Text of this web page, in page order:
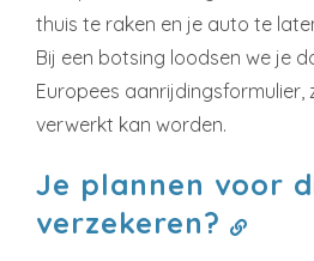
thuis te raken en je auto te
Bij een botsing loodsen we je
Europees
verwerkt kan worden.
Je plannen voor
verzekeren?